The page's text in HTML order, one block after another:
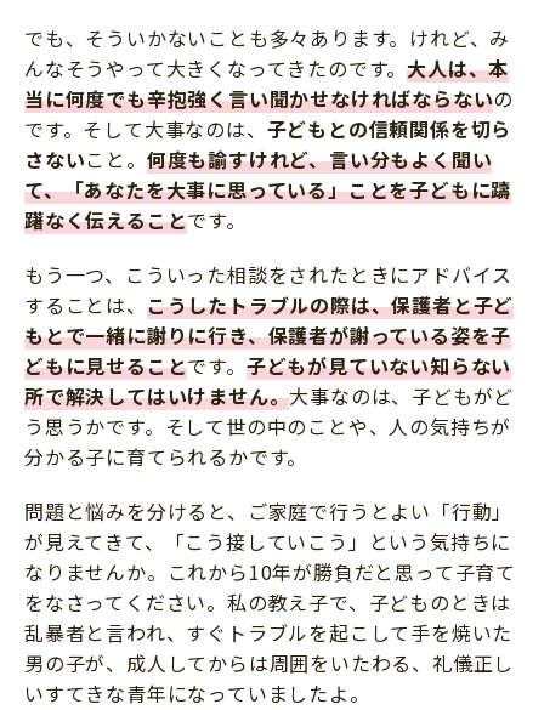
でも、そういかないことも多々あります。けれど、み
んなそうやって大きくなってきたのです。大人は、本
当に何度でも辛抱強く言い聞かせなければならないの
です。そして大事なのは、 子どもとの信頼関係を切ら
さないこと。 何度も諭すけれど、言い分もよく聞い
て、「あなたを大事に思っている」ことを子どもに躊
躇なく伝えることです。
もう一つ、こういった相談をされたときにアドバイス
することは、 こうしたトラブルの際は、保護者と子ど
もとで一緒に謝りに行き、保護者が謝っている姿を子
どもに見せることです。 子どもが見ていない知らない
所で解決してはいけません。大事なのは、子どもがど
う思うかです。そして世の中のことや、人の気持ちが
分かる子に育てられるかです。
問題と悩みを分けると、ご家庭で行うとよい「行動」
が見えてきて、「こう接していこう」という気持ちに
なりませんか。これから10年が勝負だと思って子育て
をなさってください。私の教え子で、子どものときは
乱暴者と言われ、すぐトラブルを起こして手を焼いた
男の子が、成人してからは周囲をいたわる、礼儀正し
いすてきな青年になっていましたよ。